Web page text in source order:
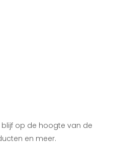
op de hoogte van de
en meer.